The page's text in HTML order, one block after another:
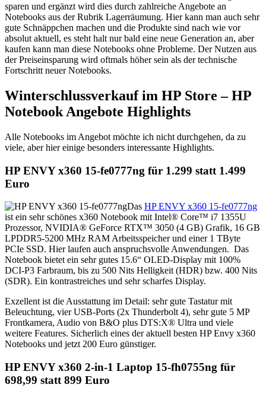
sparen und ergänzt wird dies durch zahlreiche Angebote an
Notebooks aus der Rubrik Lagerräumung. Hier kann man auch sehr
gute Schnäppchen machen und die Produkte sind nach wie vor
absolut aktuell, es steht halt nur bald eine neue Generation an, aber
kaufen kann man diese Notebooks ohne Probleme. Der Nutzen aus
der Preiseinsparung wird oftmals höher sein als der technische
Fortschritt neuer Notebooks.
Winterschlussverkauf im HP Store – HP
Notebook Angebote Highlights
Alle Notebooks im Angebot möchte ich nicht durchgehen, da zu
viele, aber hier einige besonders interessante Highlights.
HP ENVY x360 15-fe0777ng für 1.299 statt 1.499
Euro
Das HP ENVY x360 15-fe0777ng
ist ein sehr schönes x360 Notebook mit Intel® Core™ i7 1355U
Prozessor, NVIDIA® GeForce RTX™ 3050 (4 GB) Grafik, 16 GB
LPDDR5-5200 MHz RAM Arbeitsspeicher und einer 1 TByte
PCIe SSD. Hier laufen auch anspruchsvolle Anwendungen. Das
Notebook bietet ein sehr gutes 15.6“ OLED-Display mit 100%
DCI-P3 Farbraum, bis zu 500 Nits Helligkeit (HDR) bzw. 400 Nits
(SDR). Ein kontrastreiches und sehr scharfes Display.
Exzellent ist die Ausstattung im Detail: sehr gute Tastatur mit
Beleuchtung, vier USB-Ports (2x Thunderbolt 4), sehr gute 5 MP
Frontkamera, Audio von B&O plus DTS:X® Ultra und viele
weitere Features. Sicherlich eines der aktuell besten HP Envy x360
Notebooks und jetzt 200 Euro günstiger.
HP ENVY x360 2-in-1 Laptop 15-fh0755ng für
698,99 statt 899 Euro